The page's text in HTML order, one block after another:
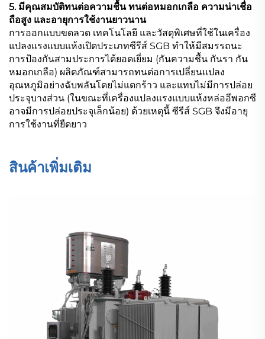
5. มีคุณสมบัติทนต่อความชื้น ทนต่อหมอกเกลือ ความน่าเชื่อ
ถือสูง และอายุการใช้งานยาวนาน
การออกแบบขดลวด เทคโนโลยี และวัสดุพิเศษที่ใช้ในเครื่อง
แปลงแรงแบบแห้งเปิดประเภทซีรีส์ SGB ทำให้มีสมรรถนะ
การป้องกันสามประการได้ยอดเยี่ยม (กันความชื้น กันรา กัน
หมอกเกลือ) ผลิตภัณฑ์สามารถทนต่อการเปลี่ยนแปลง
อุณหภูมิอย่างฉับพลันโดยไม่แตกร้าว และแทบไม่มีการปล่อย
ประจุบางส่วน (ในขณะที่เครื่องแปลงแรงแบบแห้งหล่ออีพอกซี
อาจมีการปล่อยประจุเล็กน้อย) ด้วยเหตุนี้ ซีรีส์ SGB จึงมีอายุ
การใช้งานที่ยืดยาว
สินค้าเพิ่มเติม